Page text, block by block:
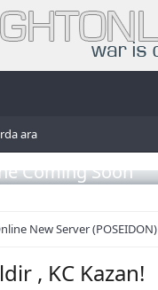
ara
Coming Soon
New Server (POSEIDON)
, KC Kazan!